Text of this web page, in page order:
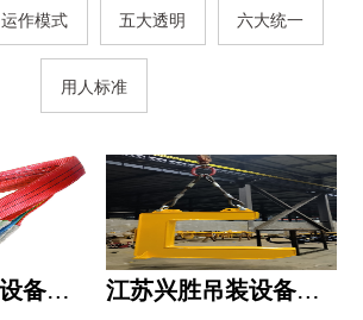
运作模式 五大透明 六大统一
用人标准
江苏兴胜吊装设备有限公司的用人标准 江苏兴胜吊装设备有限公司的六大统一